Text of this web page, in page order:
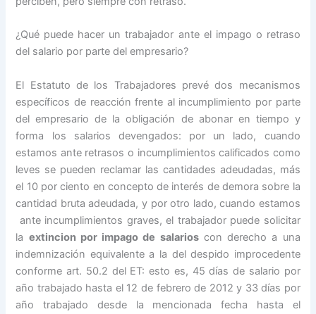
¿Qué puede hacer un trabajador ante el impago o retraso
del salario por parte del empresario?
El Estatuto de los Trabajadores prevé dos mecanismos
específicos de reacción frente al incumplimiento por parte
del empresario de la obligación de abonar en tiempo y
forma los salarios devengados: por un lado, cuando
estamos ante retrasos o incumplimientos calificados como
leves se pueden reclamar las cantidades adeudadas, más
el 10 por ciento en concepto de interés de demora sobre la
cantidad bruta adeudada, y por otro lado, cuando estamos
ante incumplimientos graves, el trabajador puede solicitar
la extincion por impago de salarioscon derecho a una
indemnización equivalente a la del despido improcedente
conforme art. 50.2 del ET: esto es, 45 días de salario por
año trabajado hasta el 12 de febrero de 2012 y 33 días por
año trabajado desde la mencionada fecha hasta el